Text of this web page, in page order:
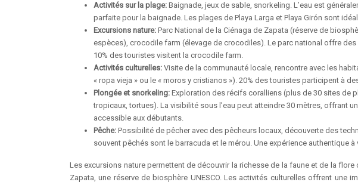
Activités sur la plage: Baignade, jeux de sable, snorkeling. L’eau est
parfaite pour la baignade. Les plages de Playa Larga et Playa Girón sont
Excursions nature: Parc National de la Ciénaga de Zapata (réserve de
espèces), crocodile farm (élevage de crocodiles). Le parc national offre
10% des touristes visitent la crocodile farm.
Activités culturelles: Visite de la communauté locale, rencontre avec les
« ropa vieja » ou le « moros y cristianos »). 20% des touristes participent à
Plongée et snorkeling: Exploration des récifs coralliens (plus de 30 sites de
tropicaux, tortues). La visibilité sous l’eau peut atteindre 30 mètres, offrant
accessible aux débutants.
Pêche: Possibilité de pêcher avec des pêcheurs locaux, découverte des
souvent pêchés sont le barracuda et le mérou. Une expérience authentique à
Les excursions nature permettent de découvrir la richesse de la faune et de la
Zapata, une réserve de biosphère UNESCO. Les activités culturelles offrent une